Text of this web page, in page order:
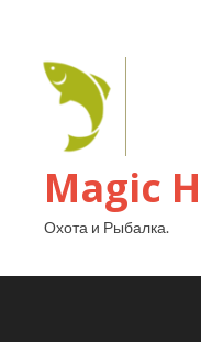
Magic
Охота и Рыбалка.